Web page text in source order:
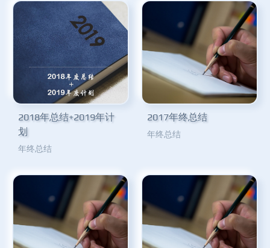
2018年总结+2019年计
划
年终总结
2017年终总结
年终总结